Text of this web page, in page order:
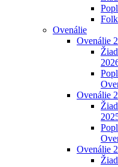
Ovenálie
Ovenálie
Ovenálie
Ovenálie